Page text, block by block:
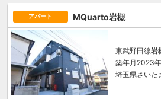
アパート MQuarto岩槻
東武野田線岩
築年月2023
埼玉県さい